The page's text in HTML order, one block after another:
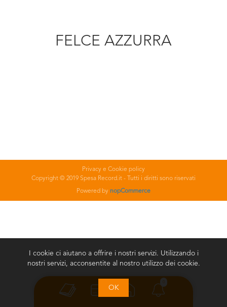
FELCE AZZURRA
Privacy e Cookie policy
Copyright © 2019 Spesa Record.it - Tutti i diritti sono riservati
Powered by nopCommerce
I cookie ci aiutano a offrire i nostri servizi. Utilizzando i
nostri servizi, acconsentite al nostro utilizzo dei cookie.
OK